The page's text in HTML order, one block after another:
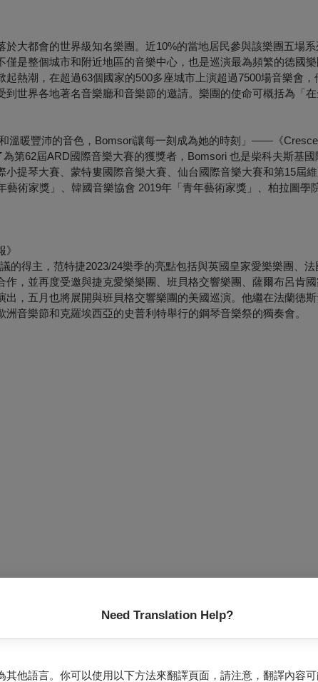
Need Translation Help?
其他語言。你可以使用以下方法來翻譯頁面，請注意，翻譯內容可
大都會的世界級知名樂團。近10%的當地居民參與該樂團五場
是整個城市和附近地區的音樂中心，也是巡演最為頻繁的德國
熱潮，在超過63個國家的500多座城市上演超過7500場音樂會，
世界各地著名音樂廳和音樂節的邀請。樂團的使命可概括為「
暖豐沛的音色，Bomsori讓每一刻成為她的時刻」——《
第62屆ARD國際音樂大賽的獲獎者，Bomsori 也是柴科夫斯基
提琴大賽、蒙特婁國際音樂大賽、仙台國際音樂大賽和第15屆
術家獎」、韓國音樂協會 2019年「青年藝術家獎」、柏拉圖學
的得主，范特捷2023/24樂季的亮點包括與英國皇家愛樂樂團、
，並再度受邀與捷克愛樂樂團、班貝格交響樂團、薩爾布呂肯
，五月也將展開與班貝格交響樂團的美國巡演。他繼在法蘭德
音樂節和克羅埃西亞的史普利特舉行的鋼琴音樂祭的獨奏會。